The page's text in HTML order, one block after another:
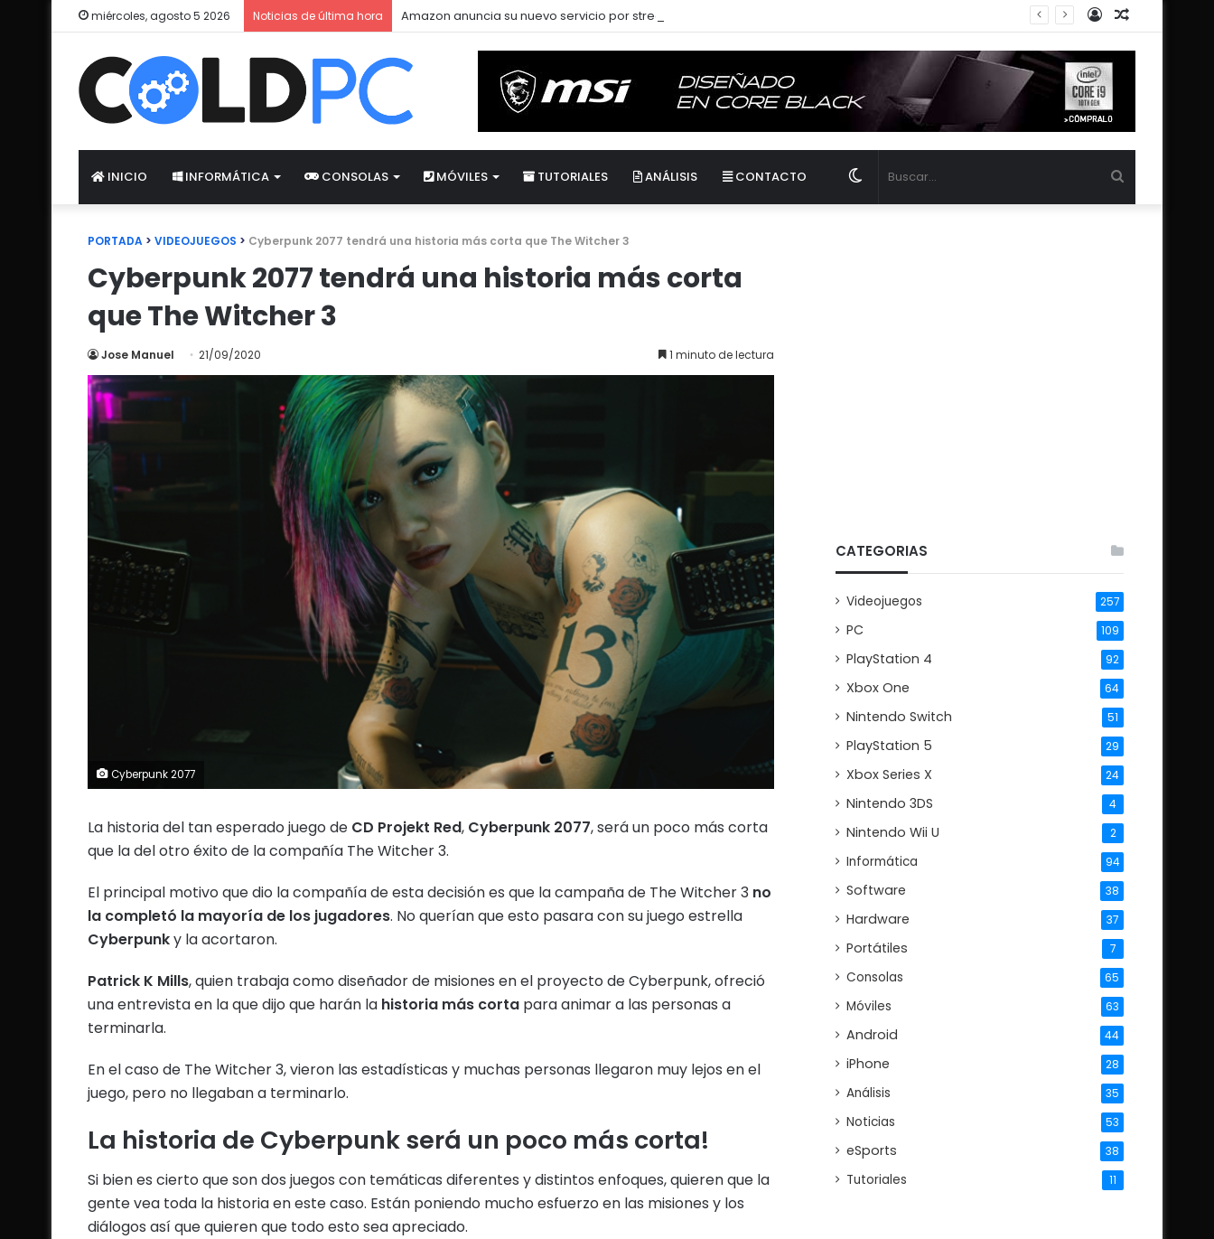
miércoles, agosto 5 2026 Noticias de última hora Amazon anuncia su nuevo servicio por streaming para juegos llamado Luna
Publicación
al
Acceso
INICIO INFORMÁTICA CONSOLAS MÓVILES TUTORIALES ANÁLISIS CONTACTO Switch
PORTADA > VIDEOJUEGOS > Cyberpunk 2077 tendrá una historia más corta que The Witcher 3
Cyberpunk 2077 tendrá una historia más corta
que The Witcher 3
Jose Manuel 21/09/2020 1 minuto de lectura
Cyberpunk 2077
La historia del tan esperado juego de CD Projekt Red, Cyberpunk 2077, será un poco más corta
que la del otro éxito de la compañía The Witcher 3.
El principal motivo que dio la compañía de esta decisión es que la campaña de The Witcher 3 no
la completó la mayoría de los jugadores. No querían que esto pasara con su juego estrella
Cyberpunky la acortaron.
Patrick K Mills, quien trabaja como diseñador de misiones en el proyecto de Cyberpunk, ofreció
una entrevista en la que dijo que harán la historia más corta para animar a las personas a
terminarla.
En el caso de The Witcher 3, vieron las estadísticas y muchas personas llegaron muy lejos en el
juego, pero no llegaban a terminarlo.
La historia de Cyberpunk será un poco más corta!
Si bien es cierto que son dos juegos con temáticas diferentes y distintos enfoques, quieren que la
gente vea toda la historia en este caso. Están poniendo mucho esfuerzo en las misiones y los
diálogos así que quieren que todo esto sea apreciado.
CATEGORIAS
Videojuegos 257
PC 109
PlayStation 4 92
Xbox One 64
Nintendo Switch 51
PlayStation 5 29
Xbox Series X 24
Nintendo 3DS 4
Nintendo Wii U 2
Informática 94
Software 38
Hardware 37
Portátiles 7
Consolas 65
Móviles 63
Android 44
iPhone 28
Análisis 35
Noticias 53
eSports 38
Tutoriales 11